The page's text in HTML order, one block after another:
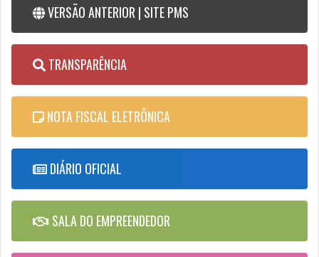
VERSÃO ANTERIOR | SITE PMS
TRANSPARÊNCIA
NOTA FISCAL ELETRÔNICA
DIÁRIO OFICIAL
SALA DO EMPREENDEDOR